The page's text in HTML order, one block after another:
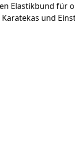
Elastikbund für
und